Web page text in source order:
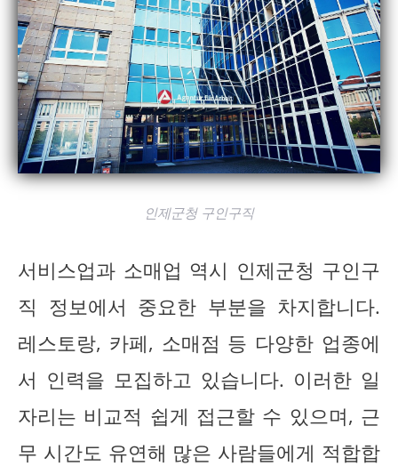
인제군청 구인구직
서비스업과 소매업 역시 인제군청 구인구
직 정보에서 중요한 부분을 차지합니다.
레스토랑, 카페, 소매점 등 다양한 업종에
서 인력을 모집하고 있습니다. 이러한 일
자리는 비교적 쉽게 접근할 수 있으며, 근
무 시간도 유연해 많은 사람들에게 적합합